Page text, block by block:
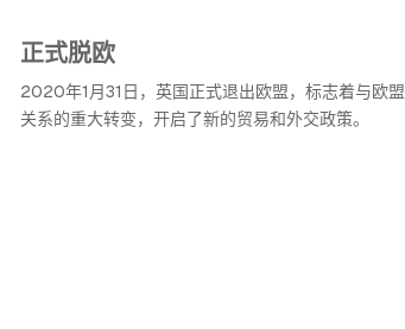
正式脱欧
2020年1月31日，英国正式退出欧盟，标志着与欧盟
关系的重大转变，开启了新的贸易和外交政策。